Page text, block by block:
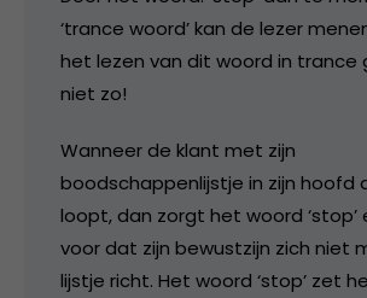
‘trance woord’ kan de lezer
het lezen van dit woord in trance
niet zo!
Wanneer de klant met zijn
boodschappenlijstje in zijn hoofd
loopt, dan zorgt het woord ‘stop’
voor dat zijn bewustzijn zich niet
lijstje richt. Het woord ‘stop’ zet